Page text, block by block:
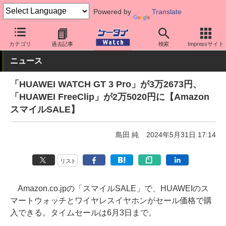
Powered by Translate
カテゴリ 過去記事 検索 Impressサイト
ケータイ Watch 周辺機器/アクセサリー オーディオ
ニュース
「HUAWEI WATCH GT 3 Pro」が3万2673円、
「HUAWEI FreeClip」が2万5020円に【Amazon
スマイルSALE】
島田 純 2024年5月31日 17:14
リスト
Amazon.co.jpの「スマイルSALE」で、HUAWEIのス
マートウォッチとワイヤレスイヤホンがセール価格で購
入できる。タイムセールは6月3日まで。